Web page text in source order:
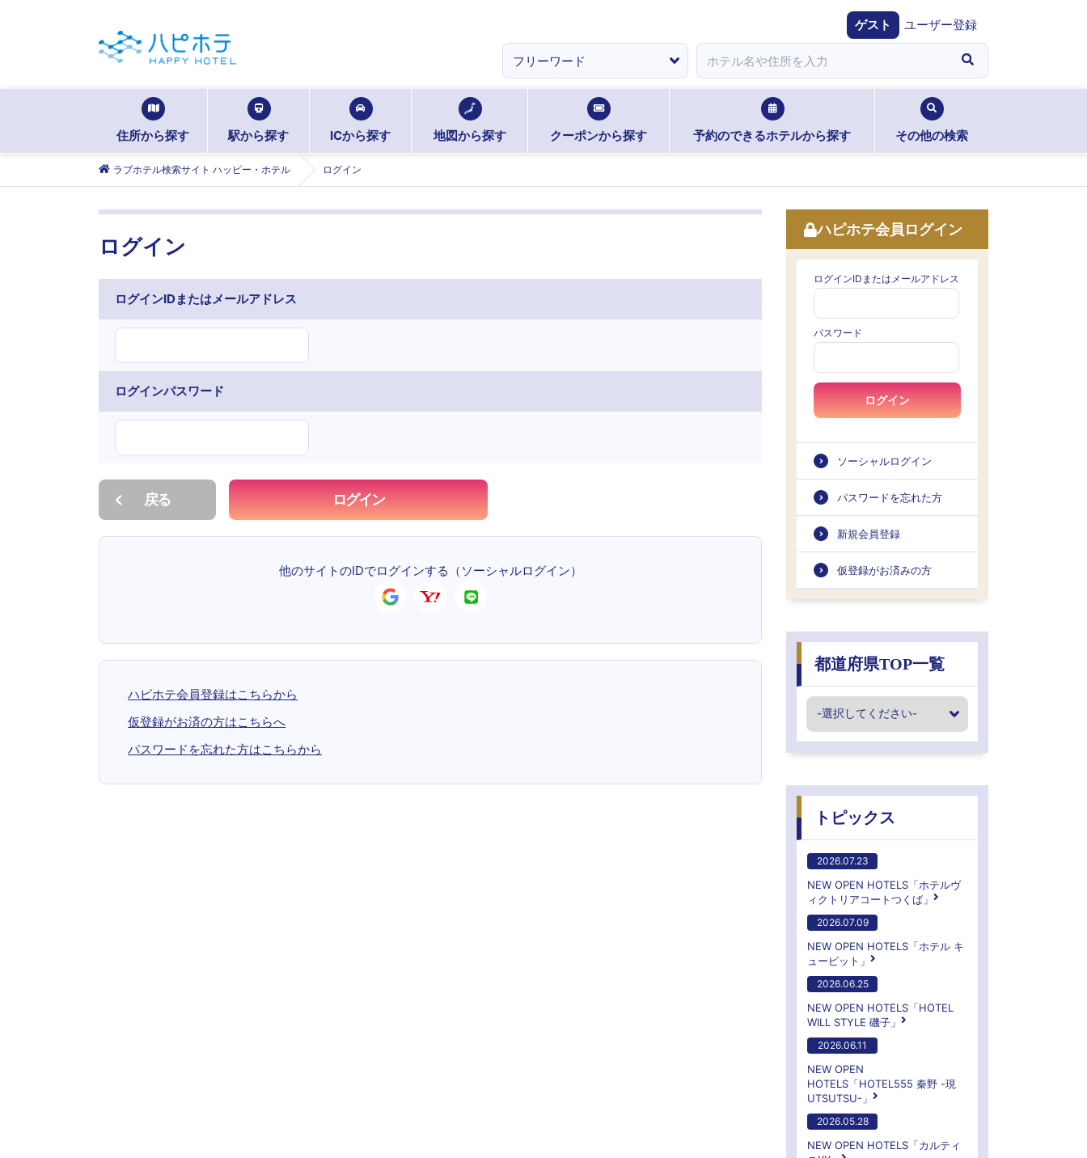
ゲスト ユーザー登録
住所から探す 駅から探す ICから探す 地図から探す クーポンから探す 予約のできるホテルから探す その他の検索
ラブホテル検索サイト ハッピー・ホテル ログイン
ログイン
ログインIDまたはメールアドレス
ログインパスワード
戻る ログイン
他のサイトのIDでログインする （ソーシャルログイン）
ハピホテ会員登録はこちらから
仮登録がお済の方はこちらへ
パスワードを忘れた方はこちらから
ハピホテ会員ログイン
ログインIDまたはメールアドレス
パスワード
ログイン
ソーシャルログイン
パスワードを忘れた方
新規会員登録
仮登録がお済みの方
都道府県TOP一覧
トピックス
2026.07.23
NEW OPEN HOTELS「ホテルヴ
ィクトリアコートつくば」
2026.07.09
NEW OPEN HOTELS「ホテル キ
ューピット」
2026.06.25
NEW OPEN HOTELS「HOTEL
WILL STYLE 磯子」
2026.06.11
NEW OPEN
HOTELS「HOTEL555 秦野 -現
UTSUTSU-」
2026.05.28
NEW OPEN HOTELS「カルティ